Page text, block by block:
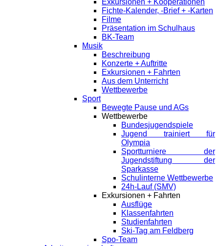
Fichte-Kalender, -Brief + -Karten
Filme
Präsentation im Schulhaus
BK-Team
Musik
Beschreibung
Konzerte + Auftritte
Exkursionen + Fahrten
Aus dem Unterricht
Wettbewerbe
Sport
Bewegte Pause und AGs
Wettbewerbe
Bundesjugendspiele
Jugend trainiert für
Olympia
Sportturniere der
Jugendstiftung der
Sparkasse
Schulinterne Wettbewerbe
24h-Lauf (SMV)
Exkursionen + Fahrten
Ausflüge
Klassenfahrten
Studienfahrten
Ski-Tag am Feldberg
Spo-Team